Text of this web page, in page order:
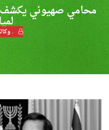
محامي صهيوني
.